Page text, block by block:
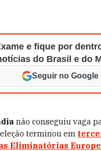
e fique por
do Brasil e do
Seguir no Google
não conseguiu vaga
terminou em
Eliminatórias